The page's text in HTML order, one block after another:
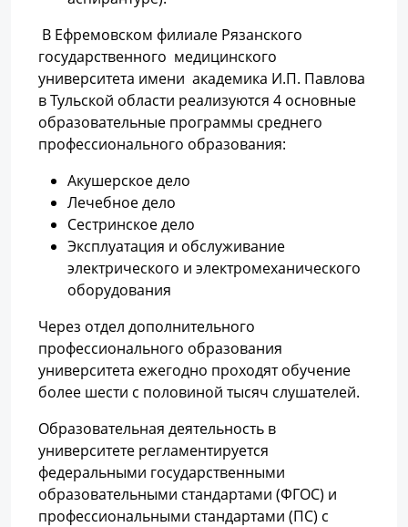
В Ефремовском филиале Рязанского
государственного медицинского
университета имени академика И.П. Павлова
в Тульской области реализуются 4 основные
образовательные программы среднего
профессионального образования:
Акушерское дело
Лечебное дело
Сестринское дело
Эксплуатация и обслуживание
электрического и электромеханического
оборудования
Через отдел дополнительного
профессионального образования
университета ежегодно проходят обучение
более шести с половиной тысяч слушателей.
Образовательная деятельность в
университете регламентируется
федеральными государственными
образовательными стандартами (ФГОС) и
профессиональными стандартами (ПС) с